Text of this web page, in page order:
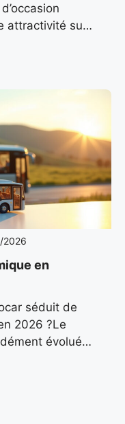
attractivité sur
en
séduit de
2026 ?Le
évolué